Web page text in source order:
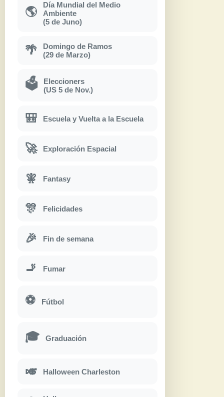
🌎
Día Mundial del Medio
Ambiente
(5 de Juno)
🌴
Domingo de Ramos
(29 de Marzo)
🗳
Eleccioners
(US 5 de Nov.)
🎒 Escuela y Vuelta a la Escuela
🚀 Exploración Espacial
🧚 Fantasy
🎊 Felicidades
🎉 Fin de semana
🚬 Fumar
⚽ Fútbol
🎓 Graduación
🎺 Halloween Charleston